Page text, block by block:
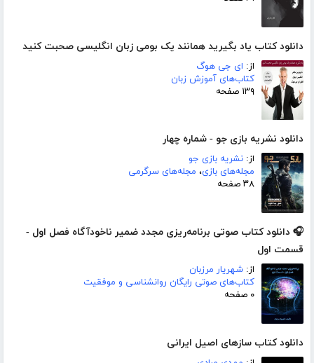
دانلود کتاب یاد بگیرید همانند یک بومی زبان انگلیسی صحبت کنید
از: ای جی هوگ
کتاب‌های آموزش زبان
۱۳۹ صفحه
دانلود نشریه بازی جو - شماره چهار
از: نشریه بازی جو
مجله‌های بازی، مجله‌های سرگرمی
۳۸ صفحه
🎧 دانلود کتاب صوتی برنامه‌ریزی مجدد ضمیر ناخودآگاه فصل اول -
قسمت اول
از: شهریار مرزبان
کتاب‌های صوتی رایگان روانشناسی و موفقیت
۰ صفحه
دانلود کتاب سازهای اصیل ایرانی